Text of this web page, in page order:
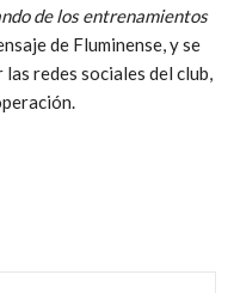
de los entrenamientos
de Fluminense, y se
redes sociales del club,